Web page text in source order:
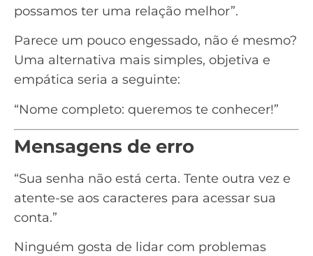
possamos ter uma relação melhor”.
Parece um pouco engessado, não é mesmo?
Uma alternativa mais simples, objetiva e
empática seria a seguinte:
“Nome completo: queremos te conhecer!”
Mensagens de erro
“Sua senha não está certa. Tente outra vez e
atente-se aos caracteres para acessar sua
conta.”
Ninguém gosta de lidar com problemas